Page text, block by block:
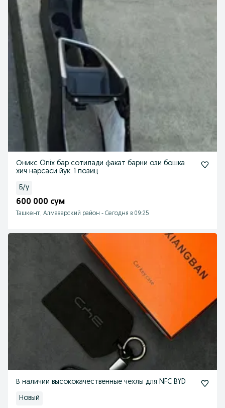
Оникс Onix бар сотилади факат барни ози бошка
хич нарсаси йук. 1 позиц
Б/у
600 000 сум
Ташкент, Алмазарский район - Сегодня в 09:25
В наличии высококачественные чехлы для NFC BYD
Новый